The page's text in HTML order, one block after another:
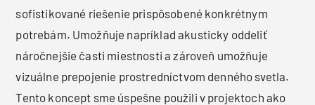
sofistikované riešenie prispôsobené konkrétnym
potrebám. Umožňuje napríklad akusticky oddeliť
náročnejšie časti miestnosti a zároveň umožňuje
vizuálne prepojenie prostredníctvom denného svetla.
Tento koncept sme úspešne použili v projektoch ako